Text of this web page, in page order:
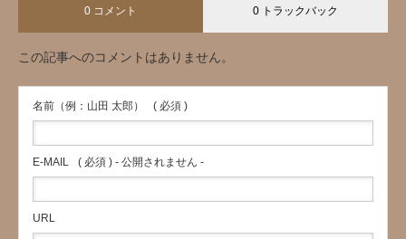
0 コメント 0 トラックバック
この記事へのコメントはありません。
名前（例：山田 太郎） ( 必須 )
E-MAIL ( 必須 ) - 公開されません -
URL